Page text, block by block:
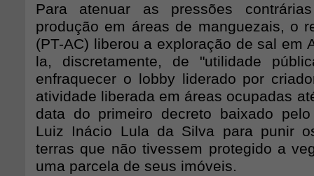
Para atenuar as pressões
produção em áreas de manguezais, o
(PT-AC) liberou a exploração de sal em
la, discretamente, de "utilidade
enfraquecer o lobby liderado por
atividade liberada em áreas ocupadas
data do primeiro decreto baixado
Luiz Inácio Lula da Silva para punir
terras que não tivessem protegido a
uma parcela de seus imóveis.